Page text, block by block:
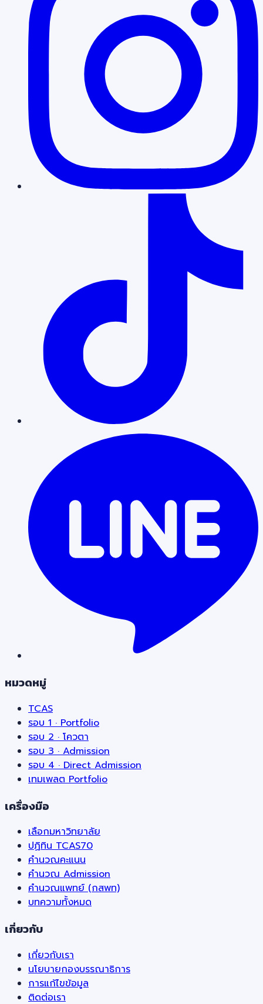
หมวดหมู่
TCAS
รอบ 1 · Portfolio
รอบ 2 · โควตา
รอบ 3 · Admission
รอบ 4 · Direct Admission
เทมเพลต Portfolio
เครื่องมือ
เลือกมหาวิทยาลัย
ปฏิทิน TCAS70
คำนวณคะแนน
คำนวณ Admission
คำนวณแพทย์ (กสพท)
บทความทั้งหมด
เกี่ยวกับ
เกี่ยวกับเรา
นโยบายกองบรรณาธิการ
การแก้ไขข้อมูล
ติดต่อเรา